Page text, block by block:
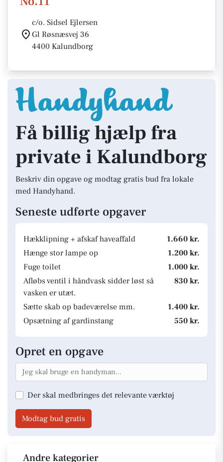
c/o. Sidsel Ejlersen
Gl Røsnæsvej 36
4400 Kalundborg
Få billig hjælp fra
private i Kalundborg
Beskriv din opgave og modtag gratis bud fra lokale
med Handyhand.
Seneste udførte opgaver
Hækklipning + afskaf haveaffald
1.660 kr.
Hænge stor lampe op
1.200 kr.
Fuge toilet
1.000 kr.
Afløbs ventil i håndvask sidder løst så
vasken er utæt.
830 kr.
Sætte skab op badeværelse mm.
1.400 kr.
Opsætning af gardinstang
550 kr.
Opret en opgave
Der skal medbringes det relevante værktøj
Modtag bud gratis
Andre kategorier